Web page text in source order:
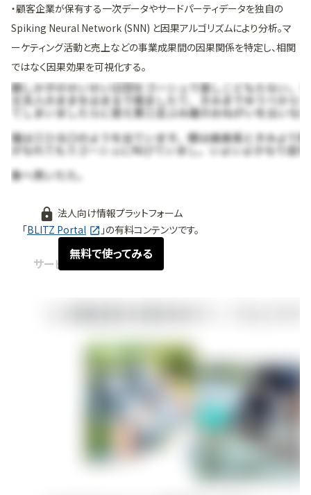
・顧客企業が保有する一次データやサードパーティデータを独自の
Spiking Neural Network (SNN) と因果アルゴリズムにより分析。マ
ーケティング活動と売上などの事業成果間の因果関係を特定し、相関
ではなく因果効果を可視化する。
法人向け情報プラットフォーム
「BLITZ Portal 」の有料コンテンツです。
無料で使ってみる
サービス紹介